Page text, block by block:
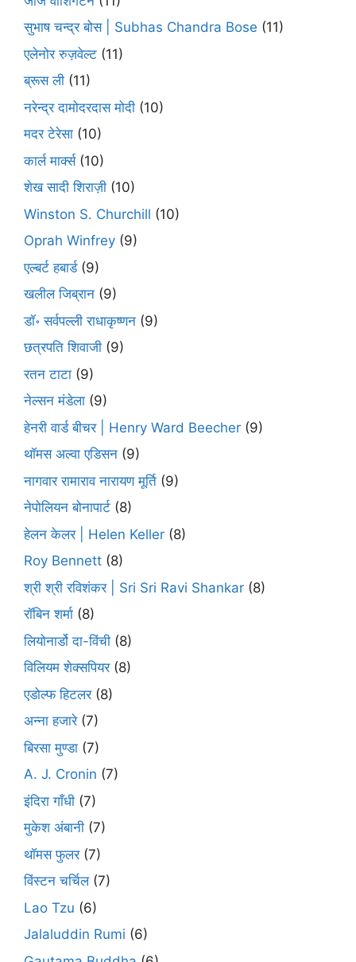
सुभाष चन्द्र बोस | Subhas Chandra Bose (11)
एलेनोर रुज़वेल्ट (11)
ब्रूस ली (11)
नरेन्द्र दामोदरदास मोदी (10)
मदर टेरेसा (10)
कार्ल मार्क्स(10)
शेख सादी शिराज़ी (10)
Winston S. Churchill (10)
Oprah Winfrey (9)
एल्बर्ट हबार्ड(9)
खलील जिब्रान (9)
डॉ॰ सर्वपल्ली राधाकृष्णन (9)
छत्रपति शिवाजी (9)
रतन टाटा (9)
नेल्सन मंडेला (9)
हेनरी वार्ड बीचर | Henry Ward Beecher (9)
थॉमस अल्वा एडिसन (9)
नागवार रामाराव नारायण मूर्ति (9)
नेपोलियन बोनापार्ट (8)
हेलन केलर | Helen Keller (8)
Roy Bennett (8)
श्री श्री रविशंकर | Sri Sri Ravi Shankar (8)
रॉबिन शर्मा (8)
लियोनार्डो दा-विंची (8)
विलियम शेक्सपियर(8)
एडोल्फ हिटलर(8)
अन्ना हजारे(7)
बिरसा मुण्डा (7)
A. J. Cronin (7)
इंदिरा गाँधी (7)
मुकेश अंबानी (7)
थॉमस फुलर(7)
विंस्टन चर्चिल(7)
Lao Tzu (6)
Jalaluddin Rumi (6)